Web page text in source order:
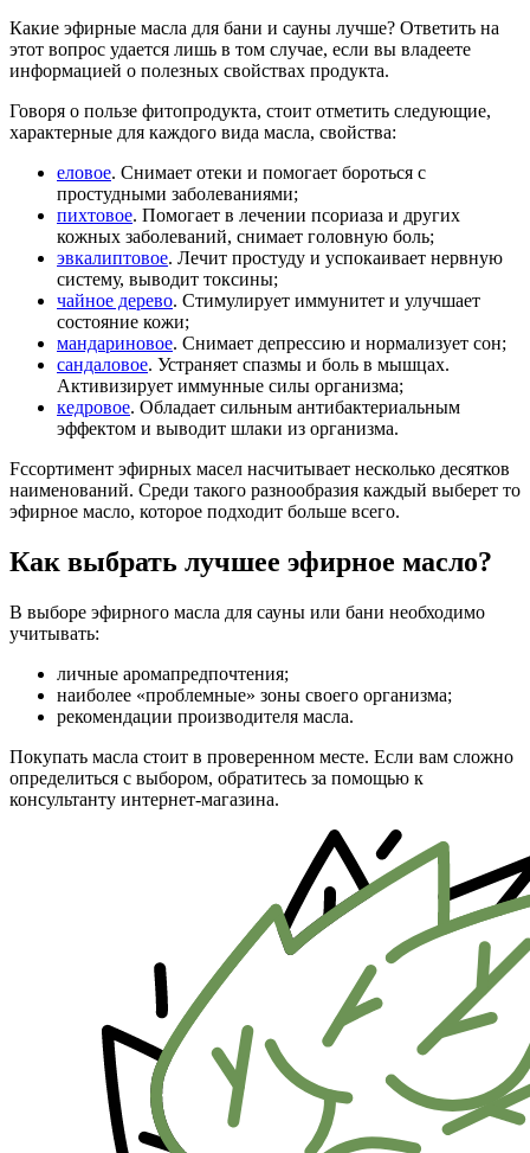
Какие эфирные масла для бани и сауны лучше? Ответить на
этот вопрос удается лишь в том случае, если вы владеете
информацией о полезных свойствах продукта.
Говоря о пользе фитопродукта, стоит отметить следующие,
характерные для каждого вида масла, свойства:
еловое. Снимает отеки и помогает бороться с
простудными заболеваниями;
пихтовое. Помогает в лечении псориаза и других
кожных заболеваний, снимает головную боль;
эвкалиптовое. Лечит простуду и успокаивает нервную
систему, выводит токсины;
чайное дерево. Стимулирует иммунитет и улучшает
состояние кожи;
мандариновое. Снимает депрессию и нормализует сон;
сандаловое. Устраняет спазмы и боль в мышцах.
Активизирует иммунные силы организма;
кедровое. Обладает сильным антибактериальным
эффектом и выводит шлаки из организма.
Fссортимент эфирных масел насчитывает несколько десятков
наименований. Среди такого разнообразия каждый выберет то
эфирное масло, которое подходит больше всего.
Как выбрать лучшее эфирное масло?
В выборе эфирного масла для сауны или бани необходимо
учитывать:
личные аромапредпочтения;
наиболее «проблемные» зоны своего организма;
рекомендации производителя масла.
Покупать масла стоит в проверенном месте. Если вам сложно
определиться с выбором, обратитесь за помощью к
консультанту интернет-магазина.